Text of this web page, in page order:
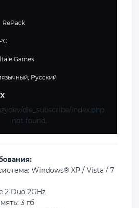
RePack
Games
Русский
dle_subscribe/index.php
not found.
Windows® XP / Vista / 7
2 Duo 2GHz
3 гб